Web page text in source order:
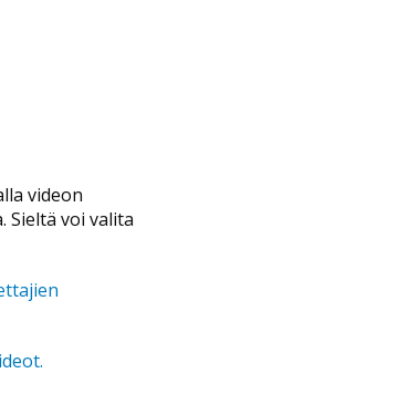
videon
Sieltä voi valita